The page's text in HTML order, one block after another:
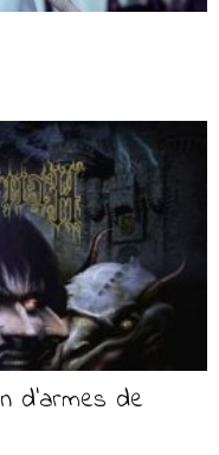
d’armes de